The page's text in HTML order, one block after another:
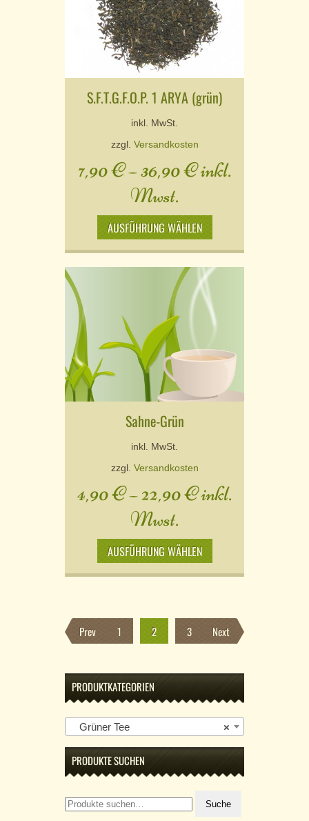
S.F.T.G.F.O.P. 1 ARYA (grün)
inkl. MwSt.
zzgl. Versandkosten
7,90€–36,90€inkl.
Mwst.
AUSFÜHRUNG WÄHLEN
Sahne-Grün
inkl. MwSt.
zzgl. Versandkosten
4,90€–22,90€inkl.
Mwst.
AUSFÜHRUNG WÄHLEN
Prev Next
1 2 3
PRODUKTKATEGORIEN
×
Grüner Tee
PRODUKTE SUCHEN
Suche
nach:
Suche